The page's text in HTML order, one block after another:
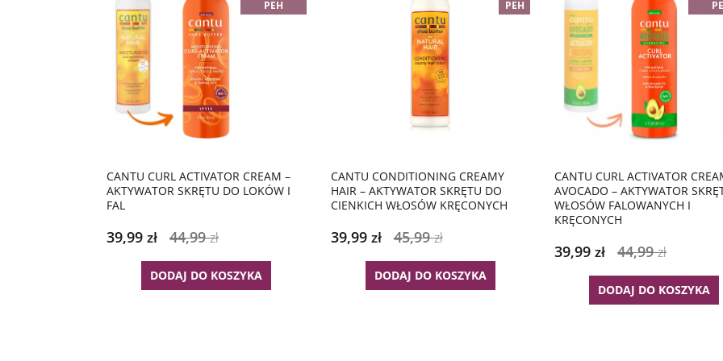
PEH
CANTU CURL ACTIVATOR CREAM –
AKTYWATOR SKRĘTU DO LOKÓW I
FAL
39,99 zł 44,99zł
DODAJ DO KOSZYKA
PEH
CANTU CONDITIONING CREAMY
HAIR – AKTYWATOR SKRĘTU DO
CIENKICH WŁOSÓW KRĘCONYCH
39,99 zł 45,99zł
DODAJ DO KOSZYKA
CANTU CURL ACTIVATOR
AVOCADO – AKTYWATOR
WŁOSÓW FALOWANYCH I
KRĘCONYCH
39,99 zł 44,99zł
DODAJ DO KOSZYKA